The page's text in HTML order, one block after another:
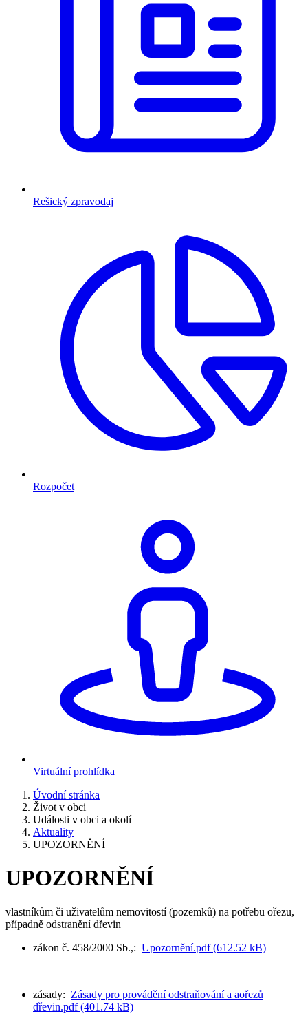
Rešický zpravodaj
Rozpočet
Virtuální prohlídka
Úvodní stránka
Život v obci
Události v obci a okolí
Aktuality
UPOZORNĚNÍ
UPOZORNĚNÍ
vlastníkům či uživatelům nemovitostí (pozemků) na potřebu ořezu,
případně odstranění dřevin
zákon č. 458/2000 Sb.,: Upozornění.pdf (612.52 kB)
zásady: Zásady pro provádění odstraňování a aořezů
dřevin.pdf (401.74 kB)